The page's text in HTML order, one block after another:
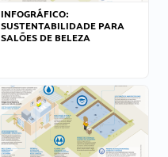
INFOGRÁFICO:
SUSTENTABILIDADE PARA
SALÕES DE BELEZA